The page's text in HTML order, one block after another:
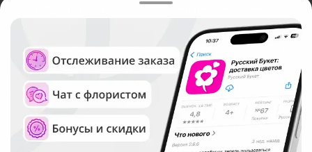
Служба круглосуточной доставки цветов в Кемерово
Русский Букет, 2026
Общество с ограниченной ответственностью «Технология»
ОГРН: 1195476081745, ИНН: 5410081997
Юридический адрес: г. Новосибирск, ул. Ипподромская,
д.42, оф. 3
Рейтинг Русского букета